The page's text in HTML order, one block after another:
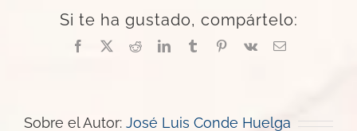
Si te ha gustado, compártelo:
Facebook
X RedditLinkedInTumblrPinterest
Vk
Correo
Sobre el Autor: José Luis Conde Huelga